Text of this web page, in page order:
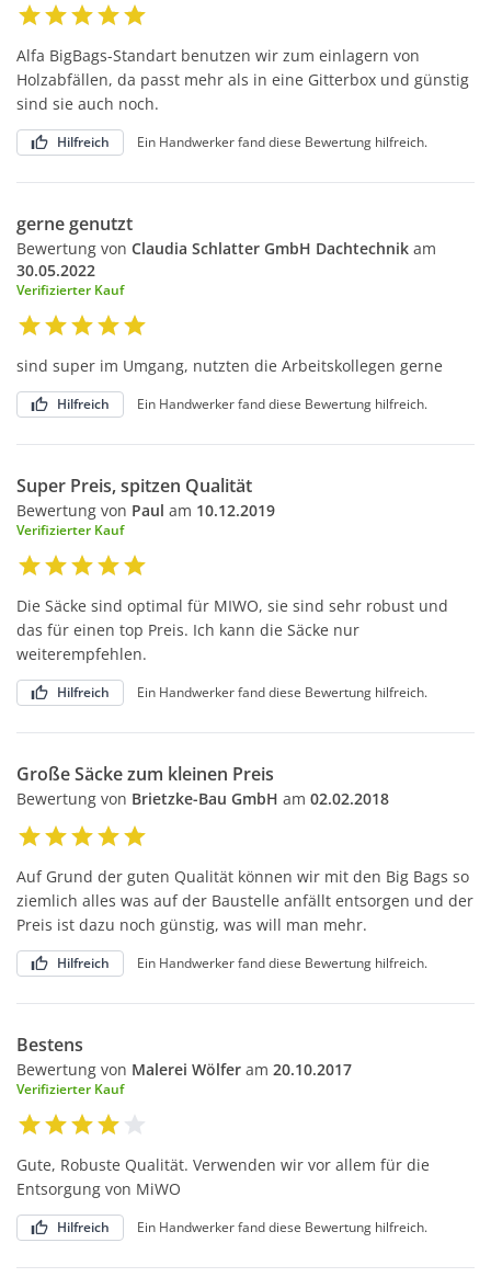
Alfa BigBags-Standart benutzen wir zum einlagern von
Holzabfällen, da passt mehr als in eine Gitterbox und günstig
sind sie auch noch.
Hilfreich Ein Handwerker fand diese Bewertung hilfreich.
gerne genutzt
Bewertung von Claudia Schlatter GmbH Dachtechnik am
30.05.2022
Verifizierter Kauf
sind super im Umgang, nutzten die Arbeitskollegen gerne
Hilfreich Ein Handwerker fand diese Bewertung hilfreich.
Super Preis, spitzen Qualität
Bewertung von Paul am 10.12.2019
Verifizierter Kauf
Die Säcke sind optimal für MIWO, sie sind sehr robust und
das für einen top Preis. Ich kann die Säcke nur
weiterempfehlen.
Hilfreich Ein Handwerker fand diese Bewertung hilfreich.
Große Säcke zum kleinen Preis
Bewertung von Brietzke-Bau GmbH am 02.02.2018
Auf Grund der guten Qualität können wir mit den Big Bags so
ziemlich alles was auf der Baustelle anfällt entsorgen und der
Preis ist dazu noch günstig, was will man mehr.
Hilfreich Ein Handwerker fand diese Bewertung hilfreich.
Bestens
Bewertung von Malerei Wölfer am 20.10.2017
Verifizierter Kauf
Gute, Robuste Qualität. Verwenden wir vor allem für die
Entsorgung von MiWO
Hilfreich Ein Handwerker fand diese Bewertung hilfreich.